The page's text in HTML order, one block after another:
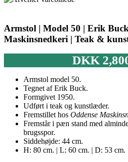
Armstol | Model 50 | Erik
Maskinsnedkeri | Teak &
DKK
Armstol model 50.
Tegnet af Erik Buck.
Formgivet 1950.
Udført i teak og kunstlæder.
Fremstillet hos Oddense
Fremstår i pæn stand med
brugsspor.
Siddehøjde: 44 cm.
H: 80 cm. | L: 60 cm. | D: 53 cm.